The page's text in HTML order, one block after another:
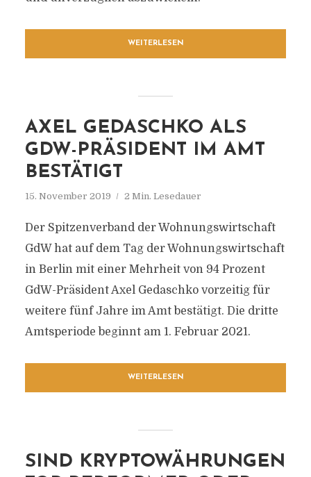
WEITERLESEN
AXEL GEDASCHKO ALS
GDW-PRÄSIDENT IM AMT
BESTÄTIGT
15. November 2019 2 Min. Lesedauer
Der Spitzenverband der Wohnungswirtschaft
GdW hat auf dem Tag der Wohnungswirtschaft
in Berlin mit einer Mehrheit von 94 Prozent
GdW-Präsident Axel Gedaschko vorzeitig für
weitere fünf Jahre im Amt bestätigt. Die dritte
Amtsperiode beginnt am 1. Februar 2021.
WEITERLESEN
SIND KRYPTOWÄHRUNGEN